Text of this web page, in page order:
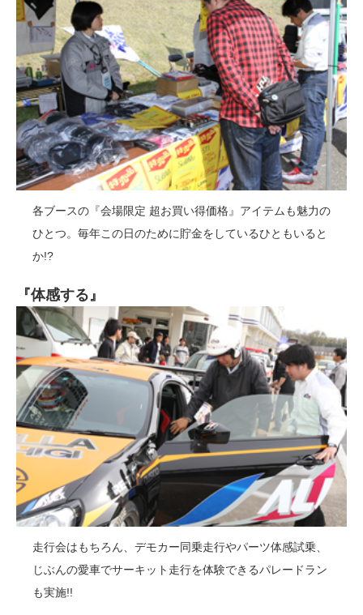
各ブースの『会場限定 超お買い得価格』アイテムも魅力の
ひとつ。毎年この日のために貯金をしているひともいると
か!?
『体感する』
走行会はもちろん、デモカー同乗走行やパーツ体感試乗、
じぶんの愛車でサーキット走行を体験できるパレードラン
も実施!!